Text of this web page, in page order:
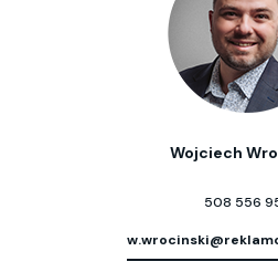
Wojciech
508 556